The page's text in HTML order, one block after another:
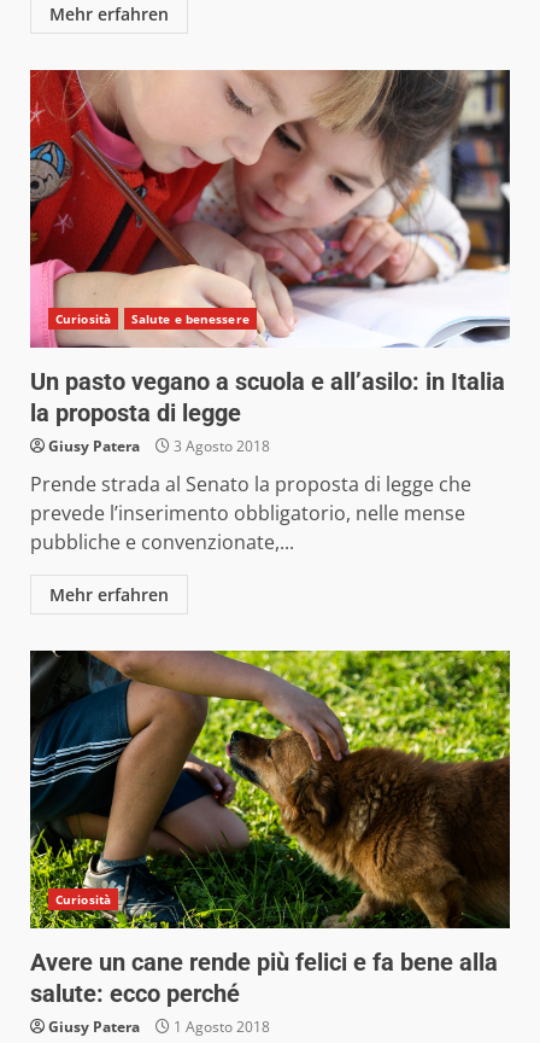
Mehr erfahren
Curiosità Salute e benessere
Un pasto vegano a scuola e all’asilo: in Italia
la proposta di legge
Giusy Patera 3 Agosto 2018
Prende strada al Senato la proposta di legge che
prevede l’inserimento obbligatorio, nelle mense
pubbliche e convenzionate,...
Mehr erfahren
Curiosità
Avere un cane rende più felici e fa bene alla
salute: ecco perché
Giusy Patera 1 Agosto 2018